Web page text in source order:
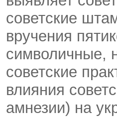
советские
вручения
символичные,
советские
влияния
амнезии) на